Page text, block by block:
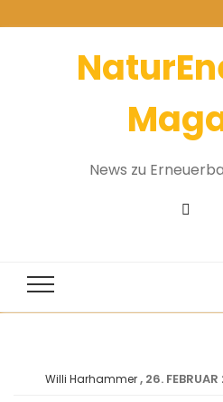
News zu
Willi Harhammer 26. FEBRUAR